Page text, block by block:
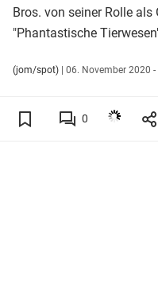
Bros. von seiner Rolle
"Phantastische
(jom/spot) | 06. November 2020
0